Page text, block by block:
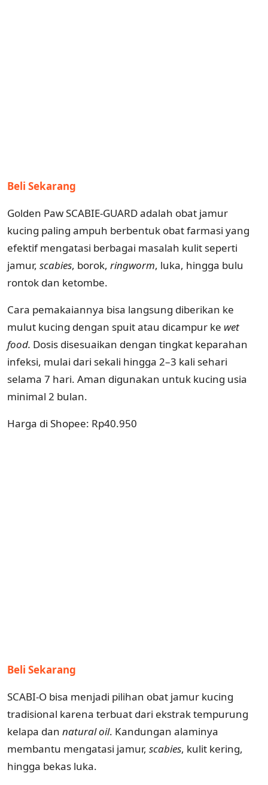
Beli Sekarang
Golden Paw SCABIE-GUARD adalah obat jamur
kucing paling ampuh berbentuk obat farmasi yang
efektif mengatasi berbagai masalah kulit seperti
jamur, scabies, borok, ringworm, luka, hingga bulu
rontok dan ketombe.
Cara pemakaiannya bisa langsung diberikan ke
mulut kucing dengan spuit atau dicampur ke wet
food. Dosis disesuaikan dengan tingkat keparahan
infeksi, mulai dari sekali hingga 2–3 kali sehari
selama 7 hari. Aman digunakan untuk kucing usia
minimal 2 bulan.
Harga di Shopee: Rp40.950
Beli Sekarang
SCABI-O bisa menjadi pilihan obat jamur kucing
tradisional karena terbuat dari ekstrak tempurung
kelapa dan natural oil. Kandungan alaminya
membantu mengatasi jamur, scabies, kulit kering,
hingga bekas luka.